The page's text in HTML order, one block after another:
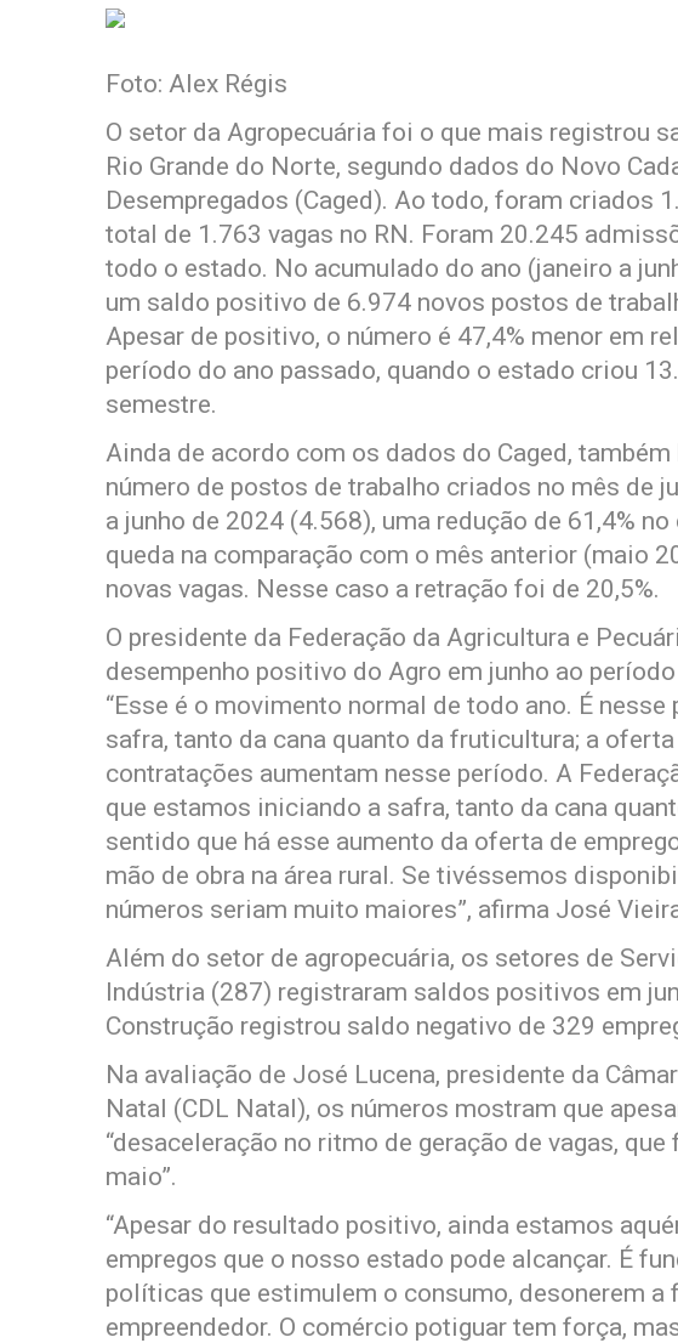
Foto: Alex Régis
O setor da Agropecuária foi o que mais registrou
Rio Grande do Norte, segundo dados do Novo
Desempregados (Caged). Ao todo, foram criados
total de 1.763 vagas no RN. Foram 20.245
todo o estado. No acumulado do ano (janeiro a
um saldo positivo de 6.974 novos postos de
Apesar de positivo, o número é 47,4% menor em
período do ano passado, quando o estado criou
semestre.
Ainda de acordo com os dados do Caged,
número de postos de trabalho criados no mês de
a junho de 2024 (4.568), uma redução de 61,4%
queda na comparação com o mês anterior (maio
novas vagas. Nesse caso a retração foi de 20,5%.
O presidente da Federação da Agricultura e
desempenho positivo do Agro em junho ao
“Esse é o movimento normal de todo ano. É
safra, tanto da cana quanto da fruticultura; a
contratações aumentam nesse período. A
que estamos iniciando a safra, tanto da cana
sentido que há esse aumento da oferta de
mão de obra na área rural. Se tivéssemos
números seriam muito maiores”, afirma José
Além do setor de agropecuária, os setores de
Indústria (287) registraram saldos positivos em
Construção registrou saldo negativo de 329
Na avaliação de José Lucena, presidente da
Natal (CDL Natal), os números mostram que
“desaceleração no ritmo de geração de vagas,
maio”.
“Apesar do resultado positivo, ainda estamos
empregos que o nosso estado pode alcançar. É
políticas que estimulem o consumo, desonerem a
empreendedor. O comércio potiguar tem força,